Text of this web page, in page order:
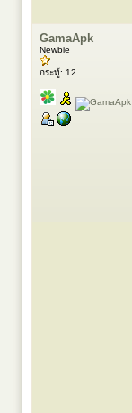
GamaApk
Newbie
กระทู้: 12